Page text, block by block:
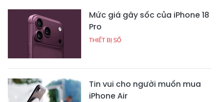
Mức giá gây sốc của iPhone 18
Pro
THIẾT BỊ SỐ
Tin vui cho người muốn mua
iPhone Air